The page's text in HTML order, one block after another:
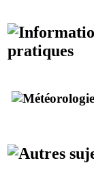
pratiques